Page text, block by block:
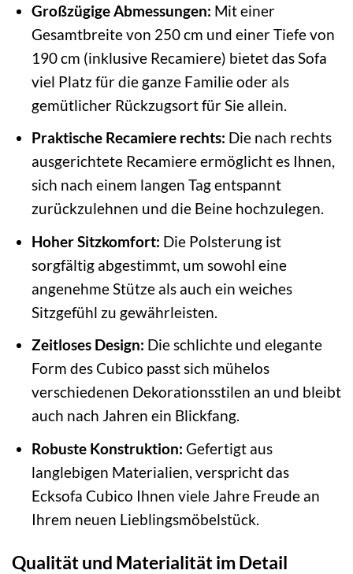
Großzügige Abmessungen: Mit einer
Gesamtbreite von 250 cm und einer Tiefe von
190 cm (inklusive Recamiere) bietet das Sofa
viel Platz für die ganze Familie oder als
gemütlicher Rückzugsort für Sie allein.
Praktische Recamiere rechts: Die nach rechts
ausgerichtete Recamiere ermöglicht es Ihnen,
sich nach einem langen Tag entspannt
zurückzulehnen und die Beine hochzulegen.
Hoher Sitzkomfort: Die Polsterung ist
sorgfältig abgestimmt, um sowohl eine
angenehme Stütze als auch ein weiches
Sitzgefühl zu gewährleisten.
Zeitloses Design: Die schlichte und elegante
Form des Cubico passt sich mühelos
verschiedenen Dekorationsstilen an und bleibt
auch nach Jahren ein Blickfang.
Robuste Konstruktion: Gefertigt aus
langlebigen Materialien, verspricht das
Ecksofa Cubico Ihnen viele Jahre Freude an
Ihrem neuen Lieblingsmöbelstück.
Qualität und Materialität im Detail